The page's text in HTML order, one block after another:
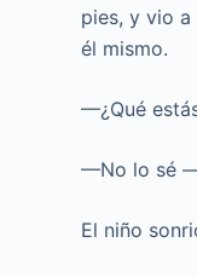
pies, y vio a
él mismo.
—¿Qué
—No lo sé
El niño